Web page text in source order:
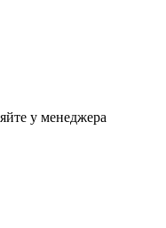
у менеджера